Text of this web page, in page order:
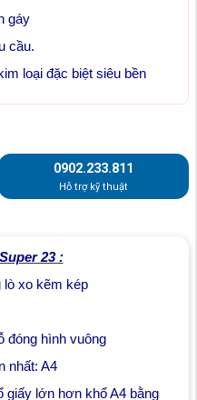
gáy
cầu.
loại đặc biệt siêu bền
0902.233.811
Hỗ trợ kỹ thuật
23 :
lò xo kẽm kép
hình vuông
nhất: A4
lớn hơn khổ A4 bằng